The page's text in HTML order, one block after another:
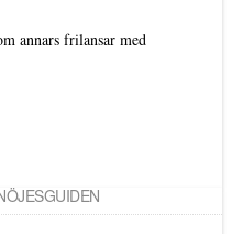
annars frilansar med